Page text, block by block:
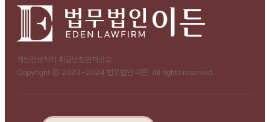
개인정보처리 취급방침 면책공고
Copyright ⓒ 2023~2024 법무법인 이든. All rights reserved.